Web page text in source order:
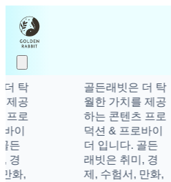
탁
공
로
이
화,
골든래빗은 더 탁
월한 가치를 제공
하는 콘텐츠 프로
덕션 & 프로바이
더 입니다. 골든
래빗은 취미, 경
제, 수험서, 만화,